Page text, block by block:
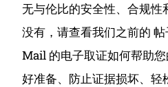
无与伦比的安全性、合规性
没有，请查看我们之前的
Mail 的电子取证如何帮助
好准备、防止证据损坏、轻